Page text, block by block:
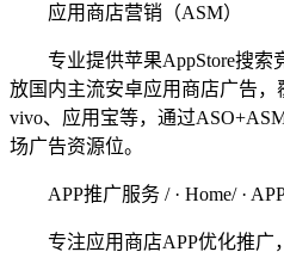
应用商店营销（ASM）
专业提供苹果AppStore搜
放国内主流安卓应用商店广告，
vivo、应用宝等，通过
场广告资源位。
APP推广服务 / · Home/ ·
专注应用商店APP优化推广